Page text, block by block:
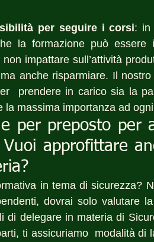
per seguire i corsi: in
la formazione può
impattare sull’attività
anche risparmiare. Il
prendere in carico sia la
la massima importanza ad
per preposto per
Vuoi approfittare
in tema di sicurezza?
dovrai solo valutare
di delegare in materia di
ti assicuriamo  modalità di